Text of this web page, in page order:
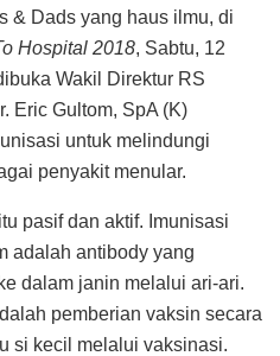
& Dads yang haus ilmu, di
Hospital 2018, Sabtu, 12
Wakil Direktur RS
Eric Gultom, SpA (K)
untuk melindungi
penyakit menular.
pasif dan aktif. Imunisasi
adalah antibody yang
dalam janin melalui ari-ari.
pemberian vaksin secara
si kecil melalui vaksinasi.